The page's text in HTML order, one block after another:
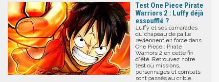
Test One Piece Pirate
Warriors 2 : Luffy déjà
essoufflé ?
Luffy et ses camarades
du chapeau de paille
reviennent en force dans
One Piece : Pirate
Warriors 2 en cette fin
d'été. Retrouvez notre
test où missions,
personnages et combats
sont passés au crible.